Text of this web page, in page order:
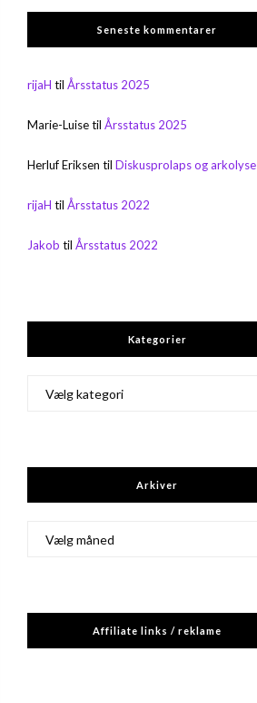
Seneste kommentarer
rijaH tilÅrsstatus 2025
Marie-LuisetilÅrsstatus 2025
Herluf Eriksen tilDiskusprolaps og arkolyse
rijaH tilÅrsstatus 2022
Jakob tilÅrsstatus 2022
Kategorier
Arkiver
Affiliate links / reklame